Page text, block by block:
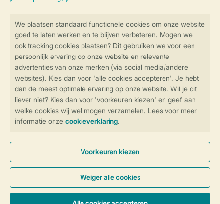
Controle over jouw gegevens &
privacy
Instellingen wijzigen
Veilig en snel online boeken
Veilige gegevensoverdracht
Veilige betaling
Blijf op de hoogte